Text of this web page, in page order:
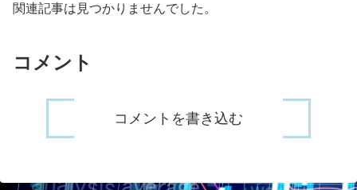
関連記事は見つかりませんでした。
コメント
コメントを書き込む